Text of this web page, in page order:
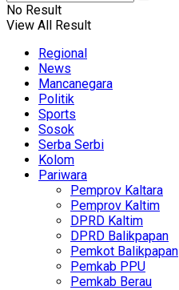
No Result
View All Result
Regional
News
Mancanegara
Politik
Sports
Sosok
Serba Serbi
Kolom
Pariwara
Pemprov Kaltara
Pemprov Kaltim
DPRD Kaltim
DPRD Balikpapan
Pemkot Balikpapan
Pemkab PPU
Pemkab Berau